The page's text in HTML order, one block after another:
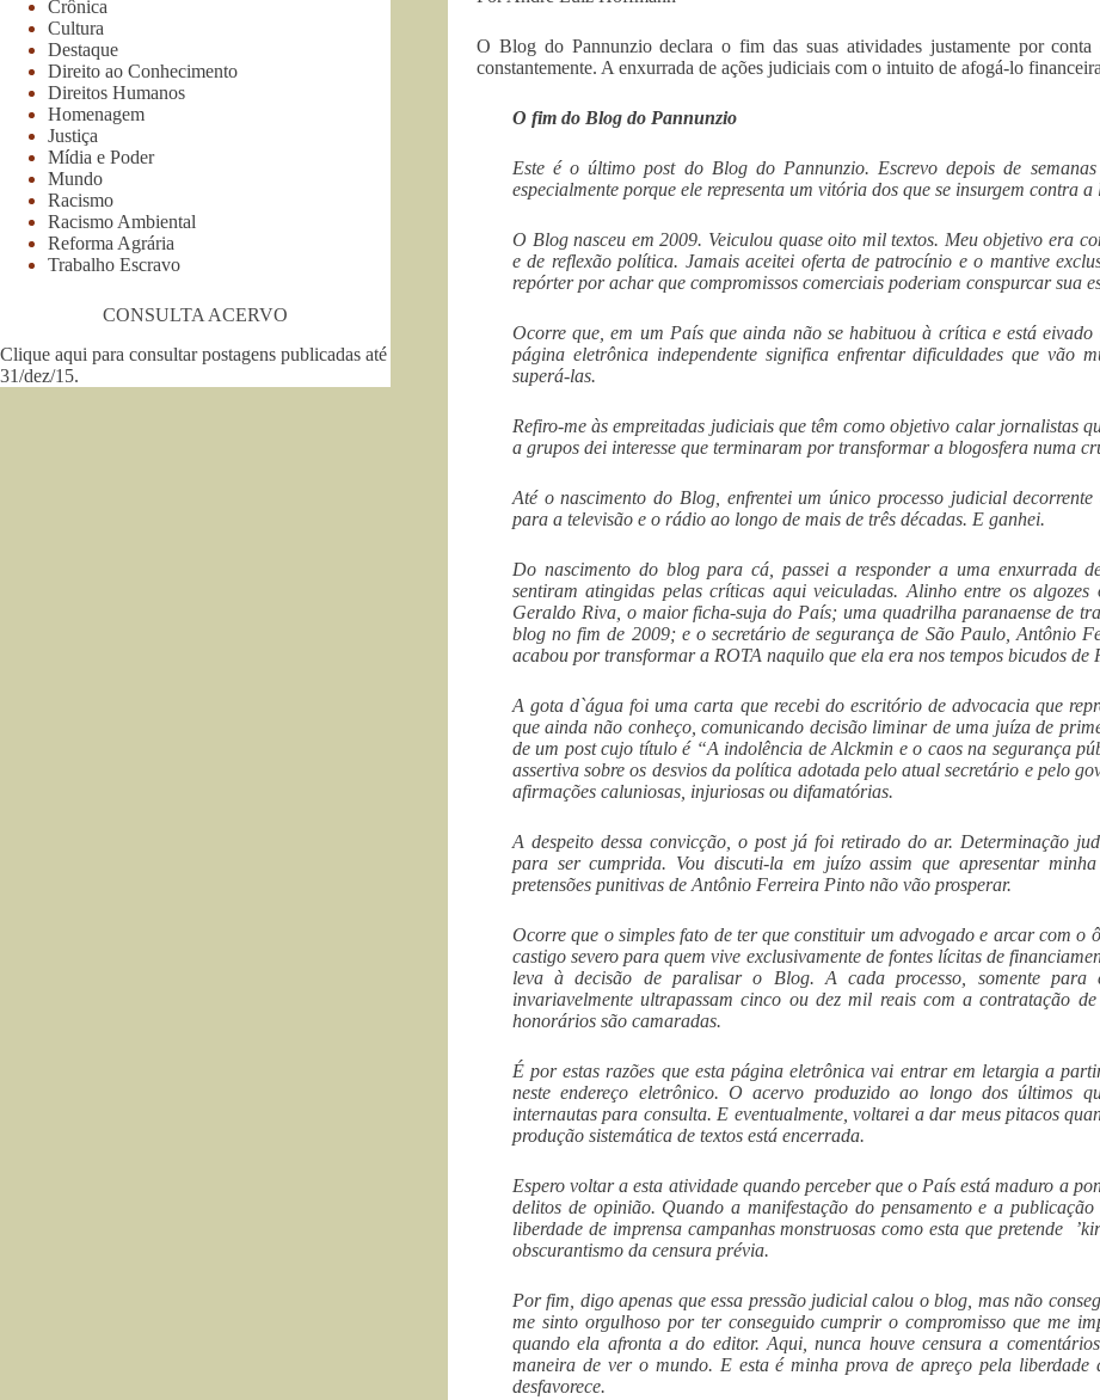
O Blog do Pannunzio declara o fim das suas atividades justamente por
constantemente. A enxurrada de ações judiciais com o intuito de afogá-lo
O fim do Blog do Pannunzio
Este é o último post do Blog do Pannunzio. Escrevo depois de
especialmente porque ele representa um vitória dos que se insurgem contra
O Blog nasceu em 2009. Veiculou quase oito mil textos. Meu objetivo era
e de reflexão política. Jamais aceitei oferta de patrocínio e o mantive
repórter por achar que compromissos comerciais poderiam conspurcar sua
Ocorre que, em um País que ainda não se habituou à crítica e está eivado
página eletrônica independente significa enfrentar dificuldades que vão
superá-las.
Refiro-me às empreitadas judiciais que têm como objetivo calar jornalistas
a grupos dei interesse que terminaram por transformar a blogosfera numa
Até o nascimento do Blog, enfrentei um único processo judicial
para a televisão e o rádio ao longo de mais de três décadas. E ganhei.
Do nascimento do blog para cá, passei a responder a uma enxurrada
sentiram atingidas pelas críticas aqui veiculadas. Alinho entre os algozes
Geraldo Riva, o maior ficha-suja do País; uma quadrilha paranaense de
blog no fim de 2009; e o secretário de segurança de São Paulo, Antônio
acabou por transformar a ROTA naquilo que ela era nos tempos bicudos de
A gota d`água foi uma carta que recebi do escritório de advocacia que
que ainda não conheço, comunicando decisão liminar de uma juíza de
de um post cujo título é “A indolência de Alckmin e o caos na segurança
assertiva sobre os desvios da política adotada pelo atual secretário e pelo
afirmações caluniosas, injuriosas ou difamatórias.
A despeito dessa convicção, o post já foi retirado do ar. Determinação
para ser cumprida. Vou discuti-la em juízo assim que apresentar
pretensões punitivas de Antônio Ferreira Pinto não vão prosperar.
Ocorre que o simples fato de ter que constituir um advogado e arcar com o
castigo severo para quem vive exclusivamente de fontes lícitas de
leva à decisão de paralisar o Blog. A cada processo, somente
invariavelmente ultrapassam cinco ou dez mil reais com a contratação
honorários são camaradas.
É por estas razões que esta página eletrônica vai entrar em letargia a
neste endereço eletrônico. O acervo produzido ao longo dos últimos
internautas para consulta. E eventualmente, voltarei a dar meus pitacos
produção sistemática de textos está encerrada.
Espero voltar a esta atividade quando perceber que o País está maduro a
delitos de opinião. Quando a manifestação do pensamento e a
liberdade de imprensa campanhas monstruosas como esta que pretende
obscurantismo da censura prévia.
Por fim, digo apenas que essa pressão judicial calou o blog, mas não
me sinto orgulhoso por ter conseguido cumprir o compromisso que me
quando ela afronta a do editor. Aqui, nunca houve censura a
maneira de ver o mundo. E esta é minha prova de apreço pela
desfavorece.
Crônica
Cultura
Destaque
Direito ao Conhecimento
Direitos Humanos
Homenagem
Justiça
Mídia e Poder
Mundo
Racismo
Racismo Ambiental
Reforma Agrária
Trabalho Escravo
CONSULTA ACERVO
Clique aqui para consultar postagens publicadas até
31/dez/15.